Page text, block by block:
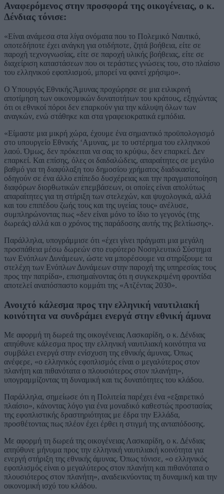
Αναφερόμενος στην προσφορά της οικογένειας, ο κ.
Δένδιας τόνισε:
«Είναι ανάμεσα στα λίγα ονόματα που το Πολεμικό Ναυτικό,
οποτεδήποτε έχει ανάγκη για οτιδήποτε, ζητά βοήθεια, είτε σε
παροχή τεχνoγνωσίας, είτε σε παροχή υλικής βοήθειας, είτε σε
διαχείριση καταστάσεων που οι τεράστιες γνώσεις του, στο πλαίσιο
του ελληνικού εφοπλισμού, μπορεί να φανεί χρήσιμο».
Ο Υπουργός Εθνικής Άμυνας προχώρησε σε μια ειλικρινή
αποτίμηση των οικονομικών δυνατοτήτων του κράτους, εξηγώντας
ότι οι εθνικοί πόροι δεν επαρκούν για την κάλυψη όλων των
αναγκών, ενώ στάθηκε και στα γραφειοκρατικά εμπόδια.
«Είμαστε μια μικρή χώρα, έχουμε ένα σημαντικό προϋπολογισμό
στο υπουργείο Εθνικής ‘Αμυνας, με το υστέρημα του ελληνικού
λαού. Όμως, δεν πρόκειται να σας το κρύψω, δεν επαρκεί. Δεν
επαρκεί. Και επίσης, όλες οι δαιδαλώδεις, απαραίτητες σε μεγάλο
βαθμό για τη διαφύλαξη του δημοσίου χρήματος διαδικασίες,
οδηγούν σε ένα άλλο επίπεδο δυσχέρειας και την πραγματοποίηση
διαφόρων διορθωτικών επεμβάσεων, οι οποίες είναι απολύτως
απαραίτητες για τη στήριξη των στελεχών, και ψυχολογικά, αλλά
και του επιπέδου ζωής τους και της υγείας τους» ανέλυσε,
συμπληρώνοντας πως «δεν είναι μόνο το ίδιο το γεγονός (της
δωρεάς) αλλά και ο χρόνος της παράδοσης αυτής της βελτίωσης».
Παράλληλα, υπογράμμισε ότι «έχει γίνει πράγματι μια μεγάλη
προσπάθεια μέσω δωρεών στο ευρύτερο Νοσηλευτικό Σύστημα
των Ενόπλων Δυνάμεων, ώστε να μπορέσουμε να στηρίξουμε τα
στελέχη των Ενόπλων Δυνάμεων στην παροχή της υπηρεσίας τους
προς την πατρίδα», επισημαίνοντας ότι η συγκεκριμένη φροντίδα
αποτελεί αναπόσπαστο κομμάτι της «Ατζέντας 2030».
Ανοιχτό κάλεσμα προς την ελληνική ναυτιλιακή
κοινότητα να συνδράμει ενεργά στην εθνική άμυνα
Με αφορμή τη δωρεά της οικογένειας Λασκαρίδη, ο κ. Δένδιας
απηύθυνε κάλεσμα προς την ελληνική ναυτιλιακή κοινότητα να
συμβάλει ενεργά στην ενίσχυση της εθνικής άμυνας. Όπως
ανέφερε, «ο ελληνικός εφοπλισμός είναι ο μεγαλύτερος στον
πλανήτη και πιθανότατα ο πλουσιότερος στον πλανήτη»,
υπογραμμίζοντας τη δυναμική και τις δυνατότητες του κλάδου.
Παράλληλα, σημείωσε ότι η Πολιτεία παρέχει ένα «εξαιρετικό
πλαίσιο», κάνοντας λόγο για ένα μοναδικό καθεστώς προστασίας
της εφοπλιστικής δραστηριότητας με έδρα την Ελλάδα,
προσθέτοντας πως πλέον έχει έρθει η στιγμή της ανταπόδοσης.
Με αφορμή τη δωρεά της οικογένειας Λασκαρίδη, ο κ. Δένδιας
απηύθυνε μήνυμα προς την ελληνική ναυτιλιακή κοινότητα για
ενεργή στήριξη της εθνικής άμυνας. Όπως τόνισε, «ο ελληνικός
εφοπλισμός είναι ο μεγαλύτερος στον πλανήτη και πιθανότατα ο
πλουσιότερος στον πλανήτη», αναδεικνύοντας τη δυναμική και την
οικονομική ισχύ του κλάδου.